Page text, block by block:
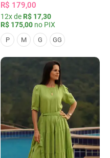
R$ 179,00
12x de R$ 17,30
R$ 175,00 no PIX
P M G GG